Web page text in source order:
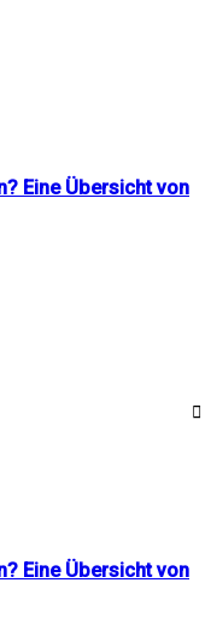
Eine Übersicht von
Eine Übersicht von